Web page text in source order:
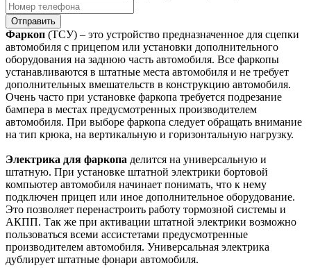
Отправить
Фаркоп (ТСУ) – это устройство предназначенное для сцепки
автомобиля с прицепом или установки дополнительного
оборудования на заднюю часть автомобиля. Все фаркопы
устанавливаются в штатные места автомобиля и не требует
дополнительных вмешательств в конструкцию автомобиля.
Очень часто при установке фаркопа требуется подрезание
бампера в местах предусмотренных производителем
автомобиля. При выборе фаркопа следует обращать внимание
на тип крюка, на вертикальную и горизонтальную нагрузку.
Электрика для фаркопа делится на универсальную и
штатную. При установке штатной электрики бортовой
компьютер автомобиля начинает понимать, что к нему
подключен прицеп или иное дополнительное оборудование.
Это позволяет перенастроить работу тормозной системы и
АКПП. Так же при активации штатной электрики возможно
пользоваться всеми ассистетами предусмотренные
производителем автомобиля. Универсальная электрика
дублирует штатные фонари автомобиля.